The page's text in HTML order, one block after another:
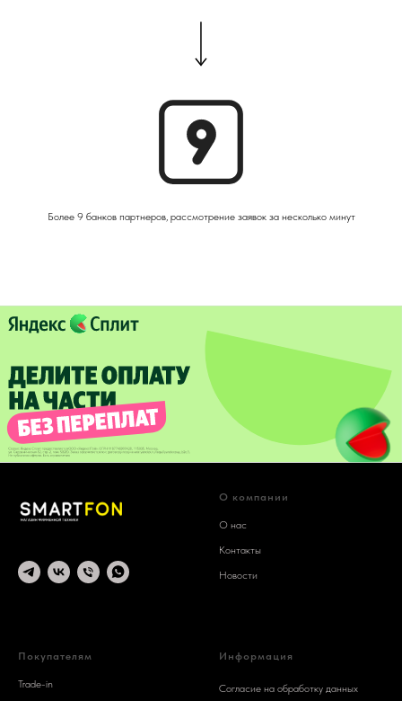
Более 9 банков партнеров, рассмотрение заявок за несколько минут
О компании
О нас
Контакты
Новости
Покупателям
Trade-in
Информация
Согласие на обработку данных